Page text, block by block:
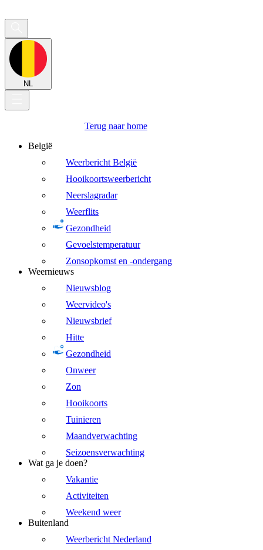
NL
Terug naar home
België
Weerbericht België
Hooikoortsweerbericht
Neerslagradar
Weerflits
Gezondheid
Gevoelstemperatuur
Zonsopkomst en -ondergang
Weernieuws
Nieuwsblog
Weervideo's
Nieuwsbrief
Hitte
Gezondheid
Onweer
Zon
Hooikoorts
Tuinieren
Maandverwachting
Seizoensverwachting
Wat ga je doen?
Vakantie
Activiteiten
Weekend weer
Buitenland
Weerbericht Nederland